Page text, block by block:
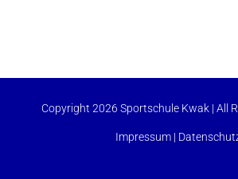
Copyright 2026 Sportschule Kwak | All
Impressum |